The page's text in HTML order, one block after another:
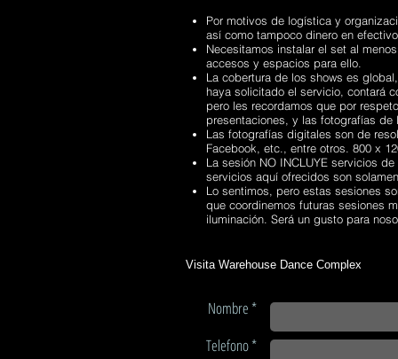
Por motivos de logística y
así como tampoco dinero en
Necesitamos instalar el set al
accesos y espacios para ello.
La cobertura de los shows es
haya solicitado el servicio, contará
pero les recordamos que por
presentaciones, y las fotografías
Las fotografías digitales son de
Facebook, etc., entre otros. 800 x
La sesión NO INCLUYE servicios
servicios aquí ofrecidos son
Lo sentimos, pero estas sesiones
que coordinemos futuras sesiones
iluminación. Será un gusto para
Visita Warehouse Dance Complex
Nombre *
Telefono *